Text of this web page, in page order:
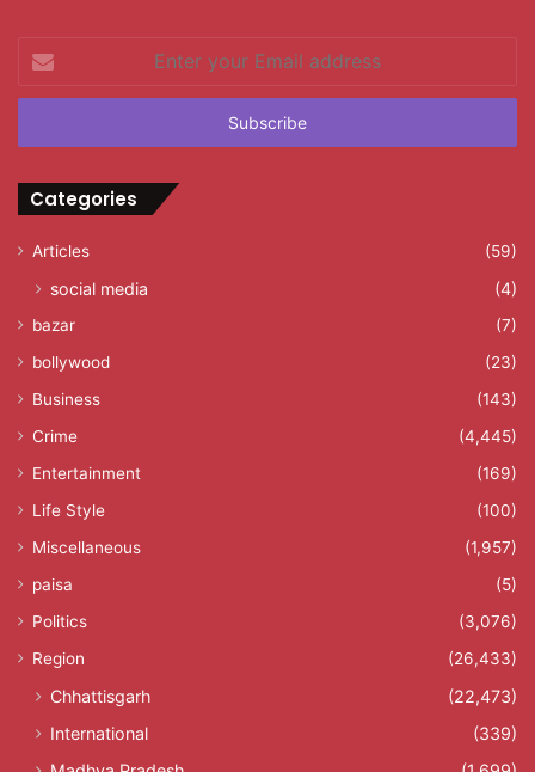
your
Email
Categories
Articles (59)
social media (4)
bazar
(7)
bollywood
(23)
Business
(143)
Crime
(4,445)
Entertainment
(169)
Life Style
(100)
Miscellaneous
(1,957)
paisa
(5)
Politics
(3,076)
Region
(26,433)
Chhattisgarh
(22,473)
International
(339)